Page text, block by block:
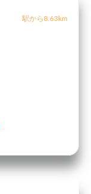
駅から8.63km